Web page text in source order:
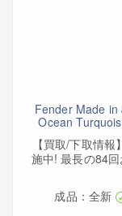
Fender Made
Ocean
【買取/下取情
施中! 最長の84
成品：全新